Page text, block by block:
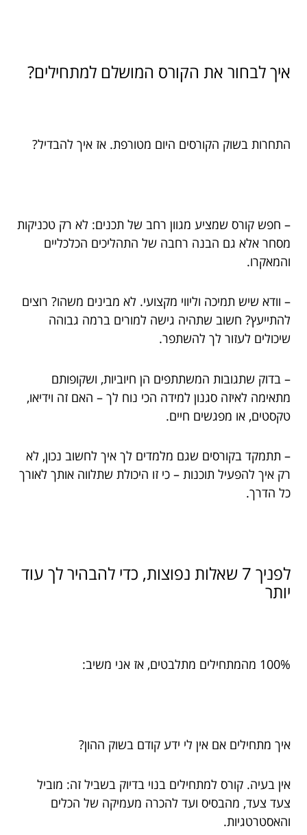
איך לבחור את הקורס המושלם למתחילים?
התחרות בשוק הקורסים היום מטורפת. אז איך להבדיל?
– חפש קורס שמציע מגוון רחב של תכנים: לא רק טכניקות
מסחר אלא גם הבנה רחבה של התהליכים הכלכליים
והמאקרו.
– וודא שיש תמיכה וליווי מקצועי. לא מבינים משהו? רוצים
להתייעץ? חשוב שתהיה גישה למורים ברמה גבוהה
שיכולים לעזור לך להשתפר.
– בדוק שתגובות המשתתפים הן חיוביות, ושקופותם
מתאימה לאיזה סגנון למידה הכי נוח לך – האם זה וידיאו,
טקסטים, או מפגשים חיים.
– תתמקד בקורסים שגם מלמדים לך איך לחשוב נכון, לא
רק איך להפעיל תוכנות – כי זו היכולת שתלווה אותך לאורך
כל הדרך.
לפניך 7 שאלות נפוצות, כדי להבהיר לך עוד
יותר
100% מהמתחילים מתלבטים, אז אני משיב:
איך מתחילים אם אין לי ידע קודם בשוק ההון?
אין בעיה. קורס למתחילים בנוי בדיוק בשביל זה: מוביל
צעד צעד, מהבסיס ועד להכרה מעמיקה של הכלים
והאסטרטגיות.